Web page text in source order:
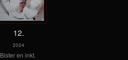
12.
2024
Bister en inkt.